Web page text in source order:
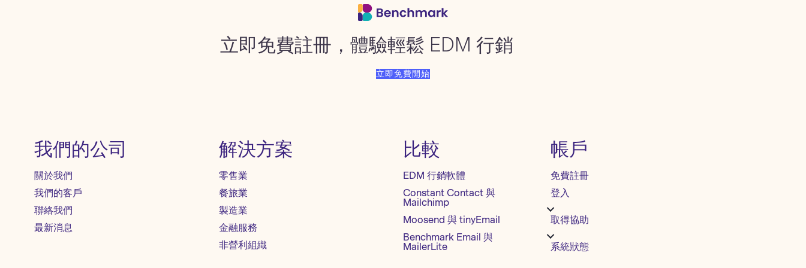
立即免費註冊，體驗輕鬆 EDM 行銷
立即免費開始
我們的公司
關於我們
我們的客戶
聯絡我們
最新消息
解決方案
零售業
餐旅業
製造業
金融服務
非營利組織
比較
EDM 行銷軟體
Constant Contact 與
Mailchimp
Moosend 與 tinyEmail
Benchmark Email 與
MailerLite
帳戶
免費註冊
登入
取得協助
系統狀態